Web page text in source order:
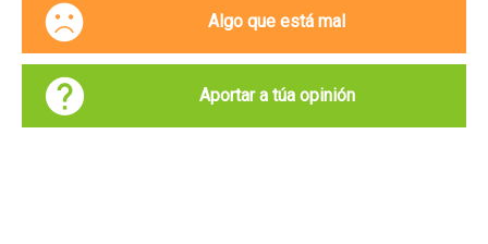
Algo que está mal
Aportar a túa opinión